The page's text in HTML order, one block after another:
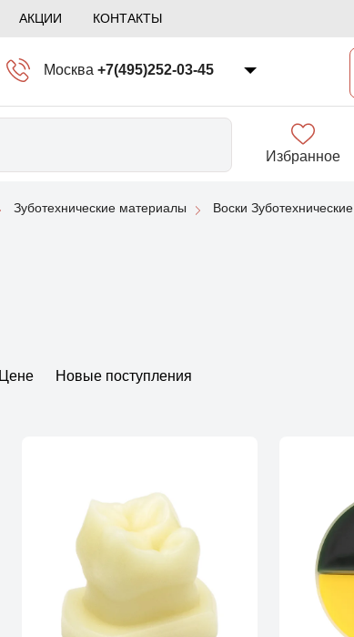
АКЦИИ КОНТАКТЫ
Москва +7(495)252-03-45
Избранное
Зуботехнические материалы Воски Зуботехнические
Цене Новые поступления